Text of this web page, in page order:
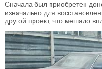
Сначала был приобретен
изначально для
другой проект, что мешало